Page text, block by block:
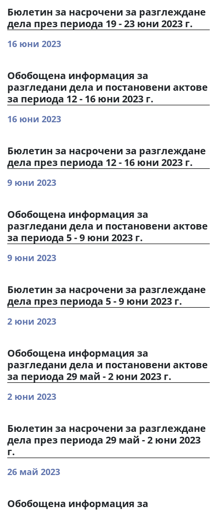
Бюлетин за насрочени за разглеждане
дела през периода 19 - 23 юни 2023 г.
16 юни 2023
Обобощена информация за
разгледани дела и постановени актове
за периода 12 - 16 юни 2023 г.
16 юни 2023
Бюлетин за насрочени за разглеждане
дела през периода 12 - 16 юни 2023 г.
9 юни 2023
Обобощена информация за
разгледани дела и постановени актове
за периода 5 - 9 юни 2023 г.
9 юни 2023
Бюлетин за насрочени за разглеждане
дела през периода 5 - 9 юни 2023 г.
2 юни 2023
Обобощена информация за
разгледани дела и постановени актове
за периода 29 май - 2 юни 2023 г.
2 юни 2023
Бюлетин за насрочени за разглеждане
дела през периода 29 май - 2 юни 2023
г.
26 май 2023
Обобощена информация за